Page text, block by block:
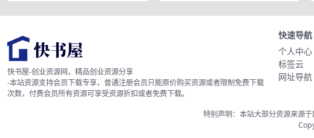
快书屋-创业资源网，精品创业资源分享
-本站资源支持会员下载专享，普通注册会员只能原价购买资源或者限制免费下载
次数，付费会员所有资源可享受资源折扣或者免费下载。
快速导航
个人中心
标签云
网址导航
特别声明：本站大部分资源来源